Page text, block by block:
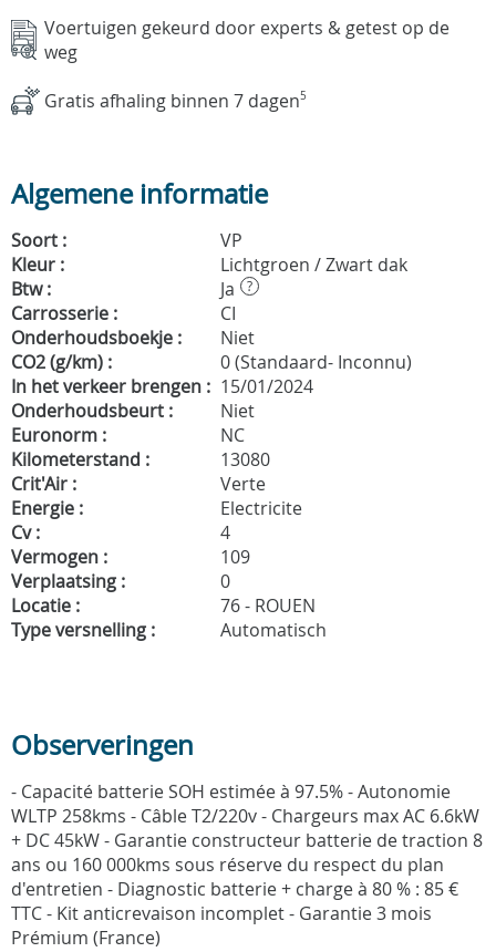
Voertuigen gekeurd door experts & getest op de
weg
Gratis afhaling binnen 7 dagen5
Algemene informatie
Soort :
VP
Kleur :
Lichtgroen / Zwart dak
Btw :
Ja ?
Carrosserie :
CI
Onderhoudsboekje :
Niet
CO2 (g/km) :
0 (Standaard- Inconnu)
In het verkeer brengen : 15/01/2024
Onderhoudsbeurt :
Niet
Euronorm :
NC
Kilometerstand :
13080
Crit'Air :
Verte
Energie :
Electricite
Cv :
4
Vermogen :
109
Verplaatsing :
0
Locatie :
76 - ROUEN
Type versnelling :
Automatisch
Observeringen
- Capacité batterie SOH estimée à 97.5% - Autonomie
WLTP 258kms - Câble T2/220v - Chargeurs max AC 6.6kW
+ DC 45kW - Garantie constructeur batterie de traction 8
ans ou 160 000kms sous réserve du respect du plan
d'entretien - Diagnostic batterie + charge à 80 % : 85 €
TTC - Kit anticrevaison incomplet - Garantie 3 mois
Prémium (France)